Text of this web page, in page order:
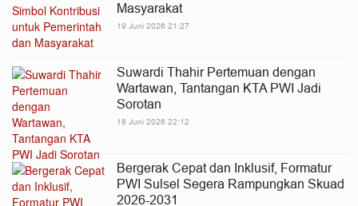
Masyarakat
19 Juni 2026 21:27
Suwardi Thahir Pertemuan dengan
Wartawan, Tantangan KTA PWI Jadi
Sorotan
18 Juni 2026 22:12
Bergerak Cepat dan Inklusif, Formatur
PWI Sulsel Segera Rampungkan Skuad
2026-2031